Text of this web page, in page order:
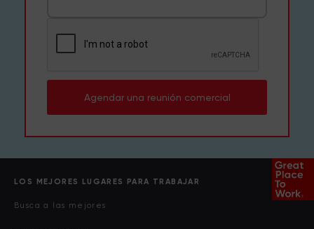
Agendar una reunión comercial
LOS MEJORES LUGARES PARA TRABAJAR
Busca a las mejores